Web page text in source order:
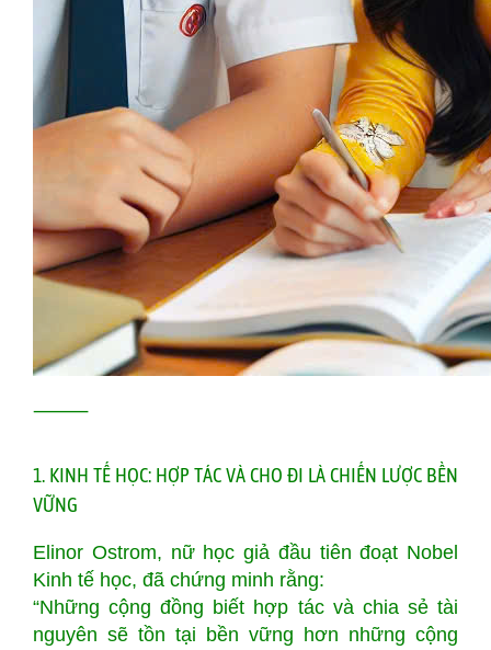
⸻
1. KINH TẾ HỌC: HỢP TÁC VÀ CHO ĐI LÀ CHIẾN LƯỢC BỀN
VỮNG
Elinor Ostrom, nữ học giả đầu tiên đoạt Nobel
Kinh tế học, đã chứng minh rằng:
“Những cộng đồng biết hợp tác và chia sẻ tài
nguyên sẽ tồn tại bền vững hơn những cộng